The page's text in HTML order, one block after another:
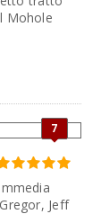
Mohole
7
Jeff